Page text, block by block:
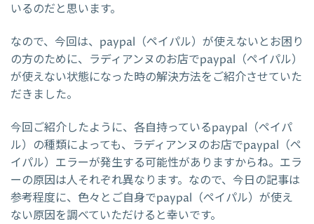
いるのだと思います。
なので、今回は、paypal（ペイパル）が使えないとお困り
の方のために、ラディアンヌのお店でpaypal（ペイパル）
が使えない状態になった時の解決方法をご紹介させていた
だきました。
今回ご紹介したように、各自持っているpaypal（ペイパ
ル）の種類によっても、ラディアンヌのお店でpaypal（ペ
イパル）エラーが発生する可能性がありますからね。エラ
ーの原因は人それぞれ異なります。なので、今日の記事は
参考程度に、色々とご自身でpaypal（ペイパル）が使え
ない原因を調べていただけると幸いです。